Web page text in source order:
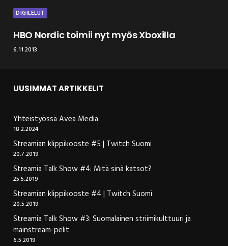
DIGILELUT
HBO Nordic toimii nyt myös Xboxilla
6.11.2013
UUSIMMAT ARTIKKELIT
Yhteistyössä Avea Media
18.2.2024
Streamian klippikooste #5 | Twitch Suomi
20.7.2019
Streamia Talk Show #4: Mitä sinä katsot?
25.5.2019
Streamian klippikooste #4 | Twitch Suomi
20.5.2019
Streamia Talk Show #3: Suomalainen striimikulttuuri ja
mainstream-pelit
6.5.2019